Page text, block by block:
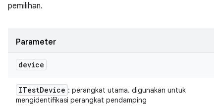
pemilihan.
Parameter
device
ITestDevice : perangkat utama. digunakan untuk
mengidentifikasi perangkat pendamping